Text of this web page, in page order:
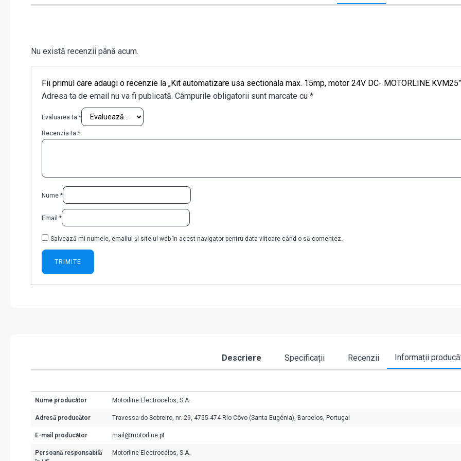
Nu există recenzii până acum.
Fii primul care adaugi o recenzie la „Kit automatizare usa sectionala max. 15mp, motor 24V DC- MOTORLINE KVM25”
Adresa ta de email nu va fi publicată. Câmpurile obligatorii sunt marcate cu *
Evaluarea ta *
Recenzia ta *
Nume *
Email *
Salvează-mi numele, emailul și site-ul web în acest navigator pentru data viitoare când o să comentez.
Descriere Specificații Recenzii Informații
Nume producător Motorline Electrocelos, S.A.
Adresă producător Travessa do Sobreiro, nr. 29, 4755-474 Rio Côvo (Santa Eugénia), Barcelos, Portugal
E-mail producător mail@motorline.pt
Persoană responsabilă
Motorline Electrocelos, S.A.